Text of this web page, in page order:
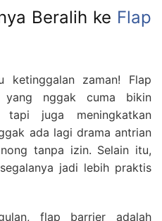
Beralih ke Flap
ketinggalan zaman! Flap
yang nggak cuma bikin
juga meningkatkan
ada lagi drama antrian
tanpa izin. Selain itu,
jadi lebih praktis
flap barrier adalah